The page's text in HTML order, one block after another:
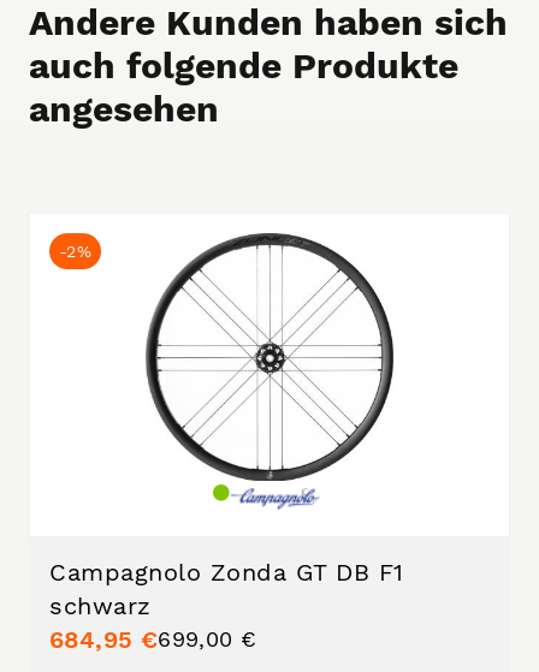
Andere Kunden haben sich
auch folgende Produkte
angesehen
-2%
Campagnolo Zonda GT DB F1
schwarz
684,95 €699,00 €